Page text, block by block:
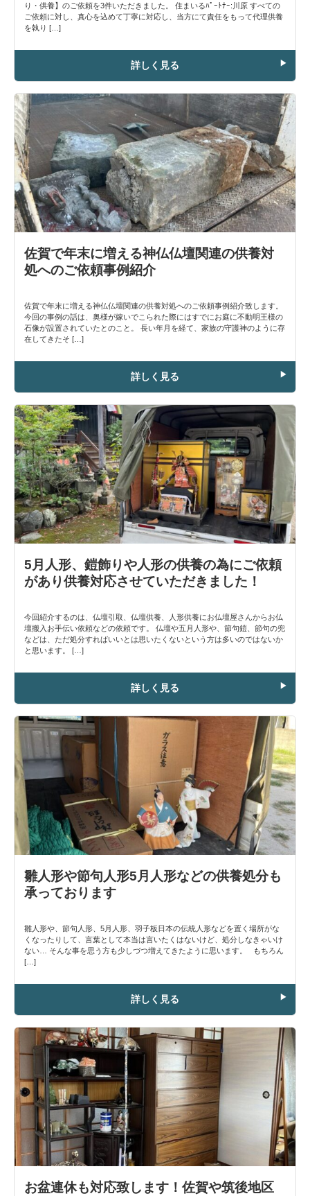
り・供養】のご依頼を3件いただきました。 住まいるﾊﾟｰﾄﾅｰ:川原 すべての
ご依頼に対し、真心を込めて丁寧に対応し、当方にて責任をもって代理供養
を執り […]
詳しく見る
佐賀で年末に増える神仏仏壇関連の供養対
処へのご依頼事例紹介
佐賀で年末に増える神仏仏壇関連の供養対処へのご依頼事例紹介致します。
今回の事例の話は、奥様が嫁いでこられた際にはすでにお庭に不動明王様の
石像が設置されていたとのこと。 長い年月を経て、家族の守護神のように存
在してきたそ […]
詳しく見る
5月人形、鎧飾りや人形の供養の為にご依頼
があり供養対応させていただきました！
今回紹介するのは、仏壇引取、仏壇供養、人形供養にお仏壇屋さんからお仏
壇搬入お手伝い依頼などの依頼です。 仏壇や五月人形や、節句鎧、節句の兜
などは、ただ処分すればいいとは思いたくないという方は多いのではないか
と思います。 […]
詳しく見る
雛人形や節句人形5月人形などの供養処分も
承っております
雛人形や、節句人形、5月人形、羽子板日本の伝統人形などを置く場所がな
くなったりして、言葉として本当は言いたくはないけど、処分しなきゃいけ
ない… そんな事を思う方も少しづつ増えてきたように思います。 もちろん
[…]
詳しく見る
お盆連休も対応致します！佐賀や筑後地区